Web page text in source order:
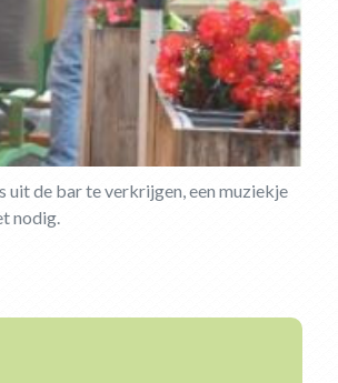
uit de bar te verkrijgen, een muziekje
nodig.